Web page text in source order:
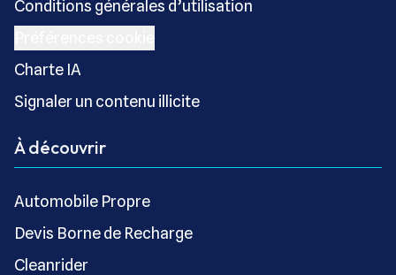
Conditions générales d’utilisation
Charte IA
Signaler un contenu illicite
À découvrir
Automobile Propre
Devis Borne de Recharge
Cleanrider